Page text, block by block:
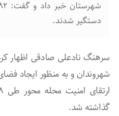
دستگیر شدند.
سرهنگ نادعلی صادقی اظهار
شهروندان و به منظور ایجاد
گذاشته شد.